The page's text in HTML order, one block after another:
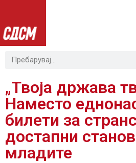
„Твоја држава
Наместо
билети за
достапни
младите